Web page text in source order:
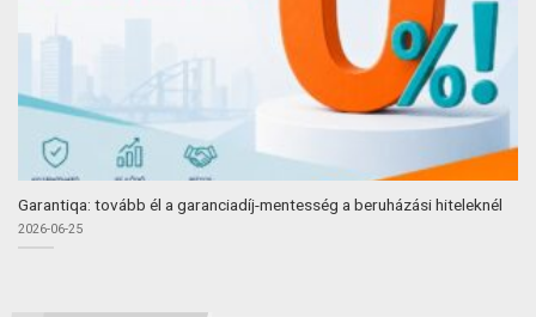
Garantiqa: tovább él a garanciadíj-mentesség a beruházási hiteleknél
2026-06-25